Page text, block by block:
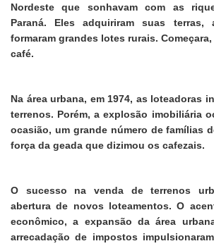
Nordeste que sonhavam com as
Paraná. Eles adquiriram suas terras,
formaram grandes lotes rurais.
café.
Na área urbana, em 1974, as loteadoras
terrenos. Porém, a explosão imobiliária
ocasião, um grande número de famílias
força da geada que dizimou os cafezais.
O sucesso na venda de terrenos
abertura de novos loteamentos. O
econômico, a expansão da área
arrecadação de impostos